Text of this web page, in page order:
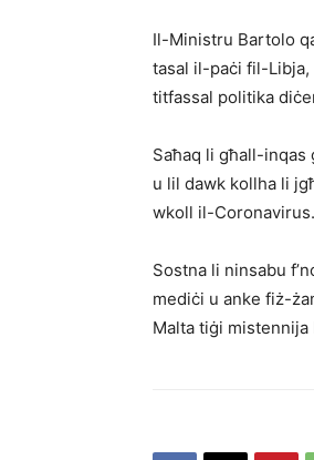
Il-Ministru Bartolo
tasal il-paċi fil-
titfassal politika
Saħaq li għall-inqas
u lil dawk kollha li
wkoll il-Coronavirus.
Sostna li ninsabu
mediċi u anke fiż-
Malta tiġi